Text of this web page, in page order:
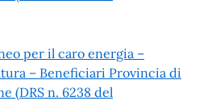
per il caro energia –
– Beneficiari Provincia di
(DRS n. 6238 del